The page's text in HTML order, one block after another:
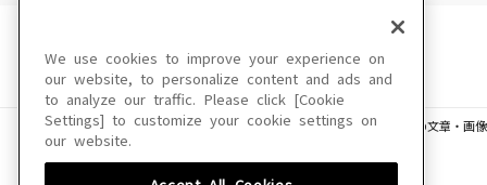
このサイトに掲載されている一切の文章・画
We use cookies to improve your experience on
our website, to personalize content and ads and
to analyze our traffic. Please click [Cookie
Settings] to customize your cookie settings on
our website.